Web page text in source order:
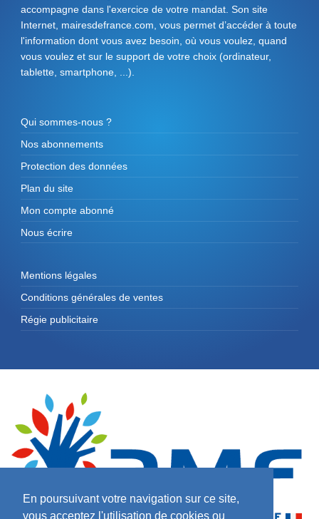
En poursuivant votre navigation sur ce site,
vous acceptez l'utilisation de cookies ou
accompagne dans l'exercice de votre mandat. Son site
Internet, mairesdefrance.com, vous permet d’accéder à toute
l'information dont vous avez besoin, où vous voulez, quand
vous voulez et sur le support de votre choix (ordinateur,
tablette, smartphone, ...).
Qui sommes-nous ?
Nos abonnements
Protection des données
Plan du site
Mon compte abonné
Nous écrire
Mentions légales
Conditions générales de ventes
Régie publicitaire